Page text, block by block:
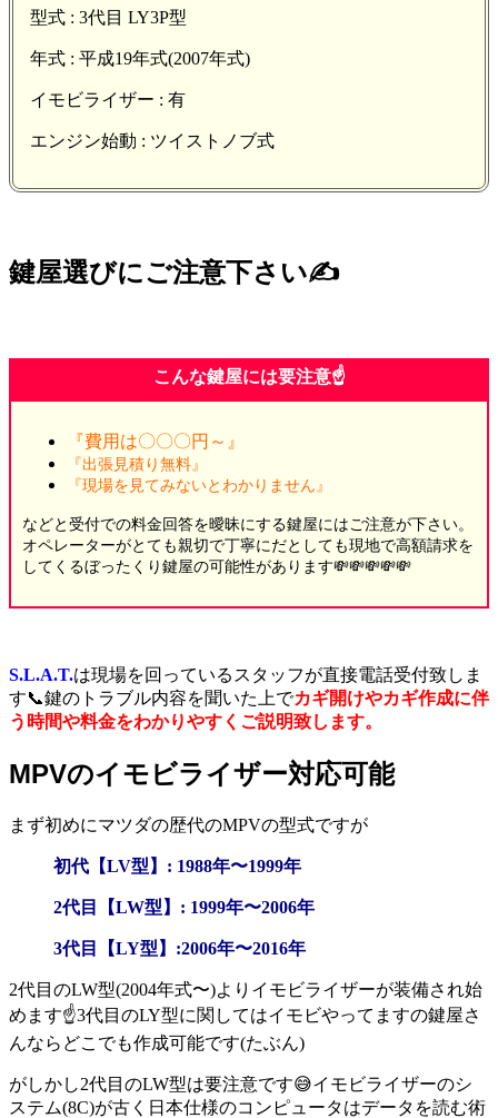
型式 : 3代目 LY3P型
年式 : 平成19年式(2007年式)
イモビライザー : 有
エンジン始動 : ツイストノブ式
鍵屋選びにご注意下さい✍️
こんな鍵屋には要注意☝️
『費用は〇〇〇円～』
『出張見積り無料』
『現場を見てみないとわかりません』
などと受付での料金回答を曖昧にする鍵屋にはご注意が下さい。
オペレーターがとても親切で丁寧にだとしても現地で高額請求を
してくるぼったくり鍵屋の可能性があります💸💸💸💸💸
S.L.A.T.は現場を回っているスタッフが直接電話受付致しま
す📞鍵のトラブル内容を聞いた上でカギ開けやカギ作成に伴
う時間や料金をわかりやすくご説明致します。
MPVのイモビライザー対応可能
まず初めにマツダの歴代のMPVの型式ですが
初代【LV型】: 1988年〜1999年
2代目【LW型】: 1999年〜2006年
3代目【LY型】:2006年〜2016年
2代目のLW型(2004年式〜)よりイモビライザーが装備され始
めます☝️3代目のLY型に関してはイモビやってますの鍵屋さ
んならどこでも作成可能です(たぶん)
がしかし2代目のLW型は要注意です😅イモビライザーのシ
ステム(8C)が古く日本仕様のコンピュータはデータを読む術